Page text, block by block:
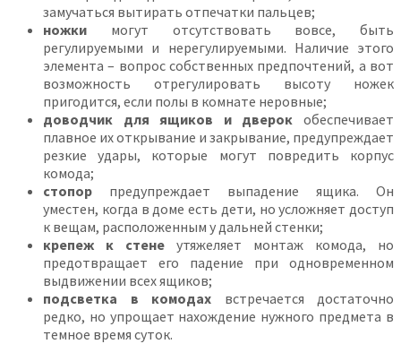
замучаться вытирать отпечатки пальцев;
ножки могут отсутствовать вовсе, быть
регулируемыми и нерегулируемыми. Наличие этого
элемента – вопрос собственных предпочтений, а вот
возможность отрегулировать высоту ножек
пригодится, если полы в комнате неровные;
доводчик для ящиков и дверок обеспечивает
плавное их открывание и закрывание, предупреждает
резкие удары, которые могут повредить корпус
комода;
стопор предупреждает выпадение ящика. Он
уместен, когда в доме есть дети, но усложняет доступ
к вещам, расположенным у дальней стенки;
крепеж к стене утяжеляет монтаж комода, но
предотвращает его падение при одновременном
выдвижении всех ящиков;
подсветка в комодах встречается достаточно
редко, но упрощает нахождение нужного предмета в
темное время суток.